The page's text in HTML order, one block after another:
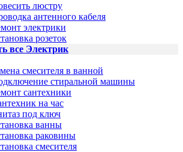
люстру
антенного кабеля
электрики
розеток
все Электрик
смесителя в ванной
стиральной машины
сантехники
на час
под ключ
ванны
раковины
смесителя